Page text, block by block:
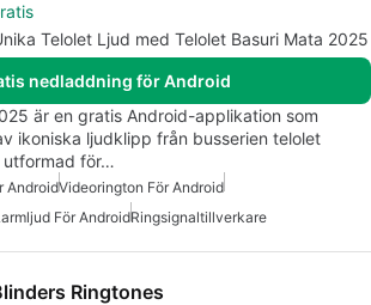
Telolet Ljud med Telolet Basuri Mata 2025
nedladdning för Android
är en gratis Android-applikation som
ikoniska ljudklipp från busserien telolet
utformad för…
AndroidVideorington För Android
För AndroidRingsignaltillverkare
Ringtones